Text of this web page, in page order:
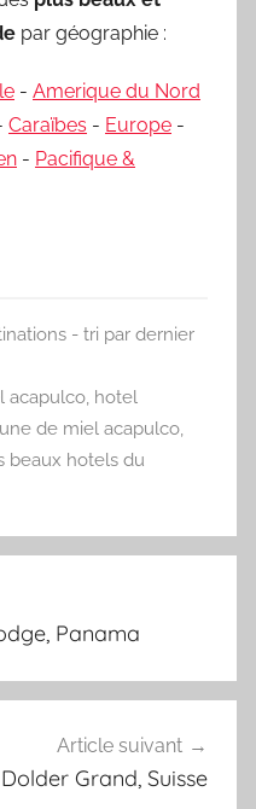
par géographie :
- Amerique du Nord
Caraïbes - Europe -
- Pacifique &
- tri par dernier
acapulco, hotel
de miel acapulco,
beaux hotels du
Panama
Article suivant
Dolder Grand, Suisse